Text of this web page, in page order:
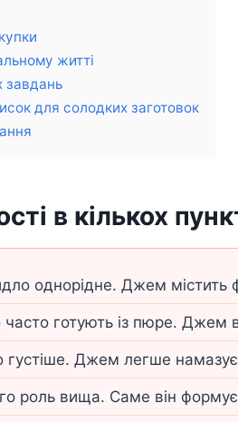
житті
завдань
для солодких заготовок
в кількох
однорідне. Джем містить
готують із пюре. Джем
густіше. Джем легше
роль вища. Саме він формує